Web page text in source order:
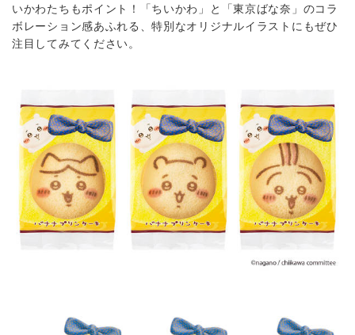
いかわたちもポイント！「ちいかわ」と「東京ばな奈」のコラ
ボレーション感あふれる、特別なオリジナルイラストにもぜひ
注目してみてください。